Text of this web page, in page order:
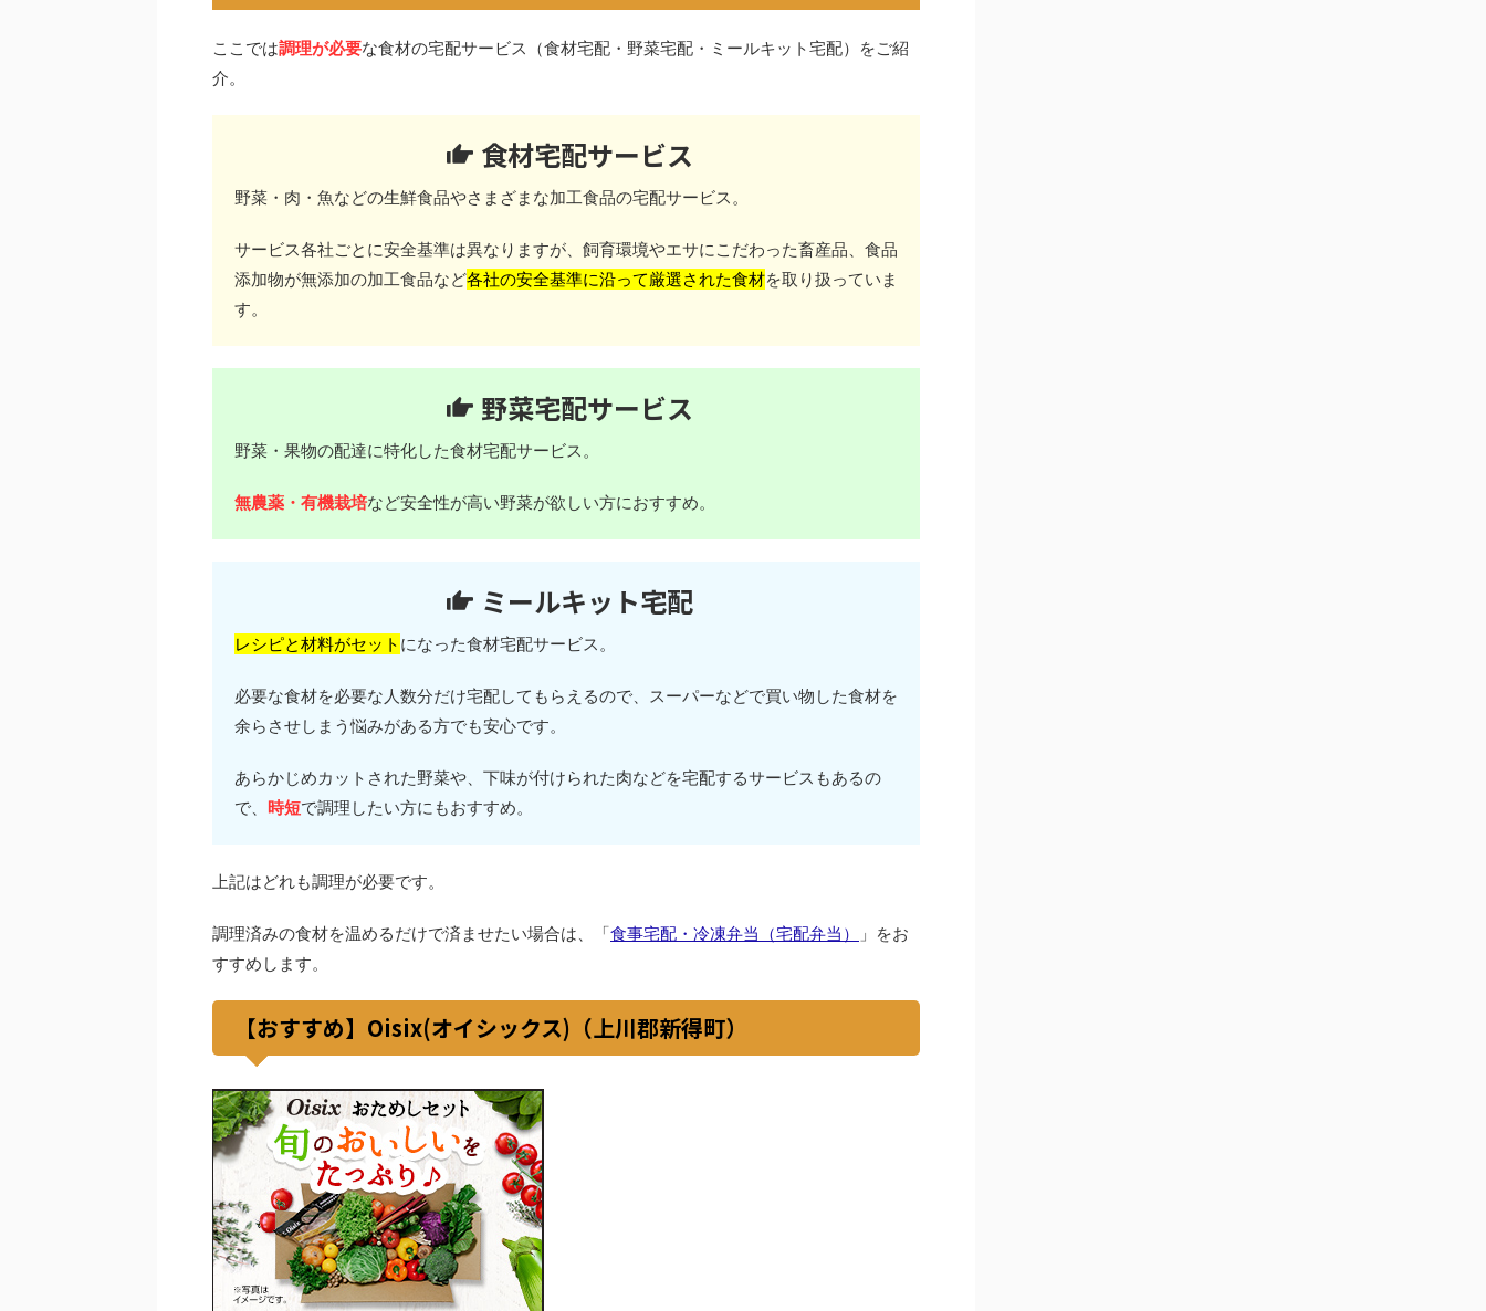
ここでは調理が必要な食材の宅配サービス（食材宅配・野菜宅配・ミールキット宅配）をご紹
介。
食材宅配サービス
野菜・肉・魚などの生鮮食品やさまざまな加工食品の宅配サービス。
サービス各社ごとに安全基準は異なりますが、飼育環境やエサにこだわった畜産品、食品
添加物が無添加の加工食品など各社の安全基準に沿って厳選された食材を取り扱っていま
す。
野菜宅配サービス
野菜・果物の配達に特化した食材宅配サービス。
無農薬・有機栽培など安全性が高い野菜が欲しい方におすすめ。
ミールキット宅配
レシピと材料がセット になった食材宅配サービス。
必要な食材を必要な人数分だけ宅配してもらえるので、スーパーなどで買い物した食材を
余らさせしまう悩みがある方でも安心です。
あらかじめカットされた野菜や、下味が付けられた肉などを宅配するサービスもあるの
で、 時短で調理したい方にもおすすめ。
上記はどれも調理が必要です。
調理済みの食材を温めるだけで済ませたい場合は、「食事宅配・冷凍弁当（宅配弁当）
」をお
すすめします。
【おすすめ】Oisix(オイシックス)（上川郡新得町）